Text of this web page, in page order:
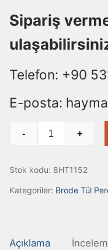
Sipariş
Telefon: +90
E-posta:
- +
Stok kodu: 8HT1152
Kategoriler: Brode Tül
Açıklama